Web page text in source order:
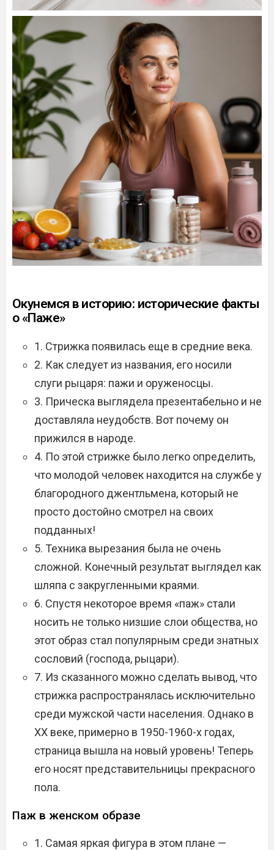
Окунемся в историю: исторические факты
о «Паже»
1. Стрижка появилась еще в средние века.
2. Как следует из названия, его носили
слуги рыцаря: пажи и оруженосцы.
3. Прическа выглядела презентабельно и не
доставляла неудобств. Вот почему он
прижился в народе.
4. По этой стрижке было легко определить,
что молодой человек находится на службе у
благородного джентльмена, который не
просто достойно смотрел на своих
подданных!
5. Техника вырезания была не очень
сложной. Конечный результат выглядел как
шляпа с закругленными краями.
6. Спустя некоторое время «паж» стали
носить не только низшие слои общества, но
этот образ стал популярным среди знатных
сословий (господа, рыцари).
7. Из сказанного можно сделать вывод, что
стрижка распространялась исключительно
среди мужской части населения. Однако в
ХХ веке, примерно в 1950-1960-х годах,
страница вышла на новый уровень! Теперь
его носят представительницы прекрасного
пола.
Паж в женском образе
1. Самая яркая фигура в этом плане —